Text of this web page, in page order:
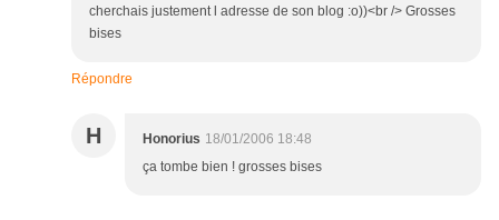
cherchais justement l adresse de son blog :o))<br /> Grosses
bises
Répondre
H Honorius 18/01/2006 18:48
ça tombe bien ! grosses bises